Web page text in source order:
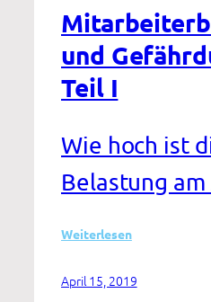
und
Teil I
Wie hoch ist
Belastung
Weiterlesen:
April 15, 2019